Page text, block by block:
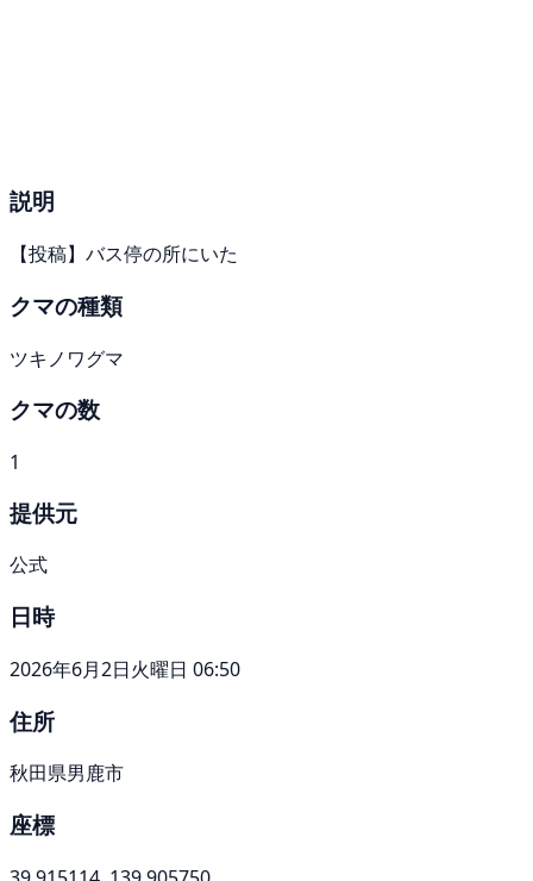
説明
【投稿】バス停の所にいた
クマの種類
ツキノワグマ
クマの数
1
提供元
公式
日時
2026年6月2日火曜日 06:50
住所
秋田県男鹿市
座標